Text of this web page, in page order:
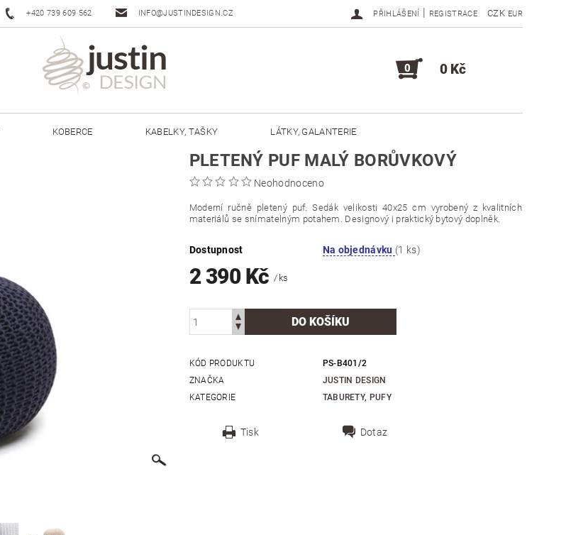
+420 739 609 562 INFO@JUSTINDESIGN.CZ CZK EUR
PŘIHLÁŠENÍ | REGISTRACE
0 0 Kč
KOBERCE KABELKY, TAŠKY LÁTKY, GALANTERIE
ŠŇŮRY JUSTIN 5 MM DOPLŇKY, KOMPONENTY
PLETENÝ PUF MALÝ BORŮVKOVÝ
Neohodnoceno
Moderní ručně pletený puf. Sedák velikosti 40x25 cm vyrobený z kvalitních
materiálů se snímatelným potahem. Designový i praktický bytový doplněk.
Dostupnost Na objednávku (1 ks)
2 390 Kč/ ks
KÓD PRODUKTU
PS-B401/2
ZNAČKA
JUSTIN DESIGN
KATEGORIE
TABURETY, PUFY
Tisk Dotaz